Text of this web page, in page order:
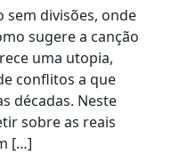
sem divisões, onde
sugere a canção
uma utopia,
conflitos a que
décadas. Neste
sobre as reais
[…]